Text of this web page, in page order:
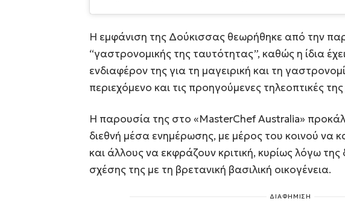
Η εμφάνιση της Δούκισσας θεωρήθηκε από την
“γαστρονομικής της ταυτότητας”, καθώς η ίδια
ενδιαφέρον της για τη μαγειρική και τη
περιεχόμενο και τις προηγούμενες τηλεοπτικές
Η παρουσία της στο «MasterChef Australia»
διεθνή μέσα ενημέρωσης, με μέρος του κοινού να
και άλλους να εκφράζουν κριτική, κυρίως λόγω της
σχέσης της με τη βρετανική βασιλική οικογένεια.
ΔΙΑΦΗΜΙΣΗ